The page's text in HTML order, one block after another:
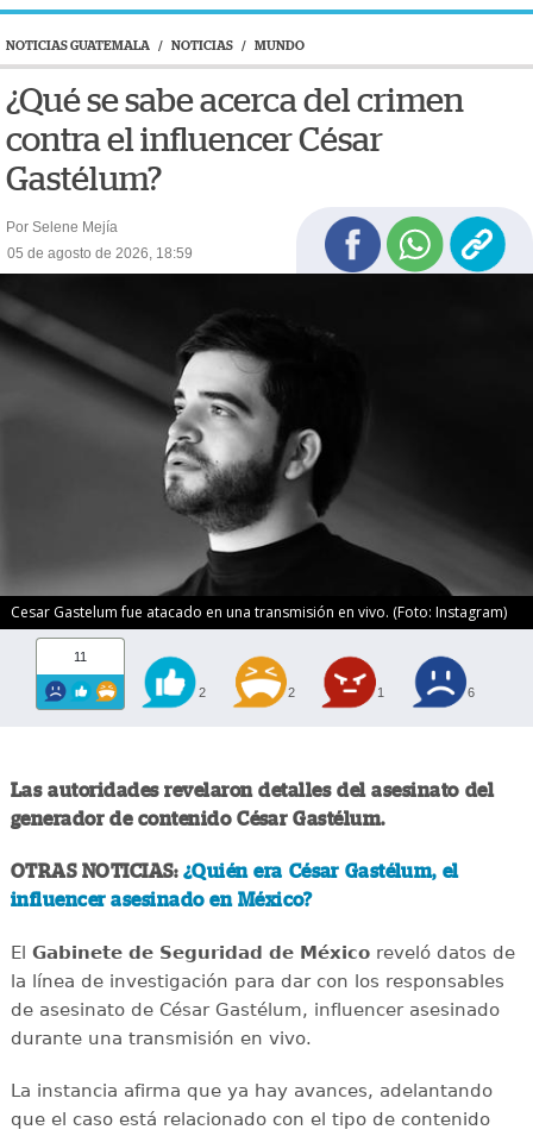
NOTICIAS GUATEMALA / NOTICIAS / MUNDO
¿Qué se sabe acerca del crimen
contra el influencer César
Gastélum?
Por Selene Mejía
05 de agosto de 2026, 18:59
Cesar Gastelum fue atacado en una transmisión en vivo. (Foto: Instagram)
11
2 2 1 6
Las autoridades revelaron detalles del asesinato del
generador de contenido César Gastélum.
OTRAS NOTICIAS: ¿Quién era César Gastélum, el
influencer asesinado en México?
El Gabinete de Seguridad de Méxicoreveló datos de
la línea de investigación para dar con los responsables
de asesinato de César Gastélum, influencer asesinado
durante una transmisión en vivo.
La instancia afirma que ya hay avances, adelantando
que el caso está relacionado con el tipo de contenido